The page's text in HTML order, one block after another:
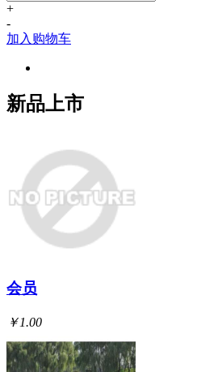
+
-
加入购物车
新品上市
会员
￥1.00